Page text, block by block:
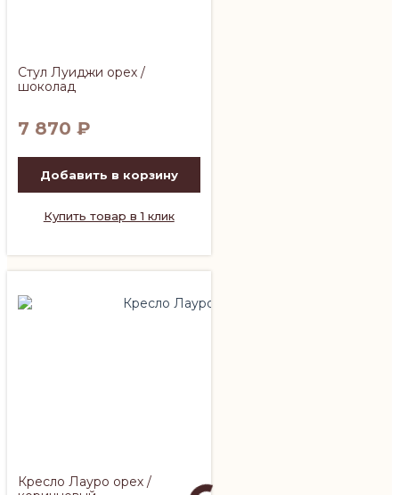
Стул Луиджи орех /
шоколад
7 870 ₽
Добавить в корзину
Купить товар в 1 клик
Кресло Лауро орех /